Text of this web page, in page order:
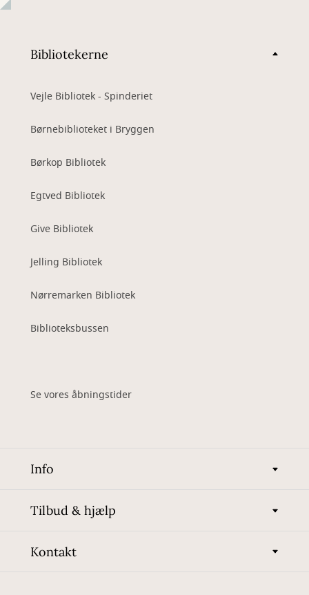
Bibliotekerne
Vejle Bibliotek - Spinderiet
Børnebiblioteket i Bryggen
Børkop Bibliotek
Egtved Bibliotek
Give Bibliotek
Jelling Bibliotek
Nørremarken Bibliotek
Biblioteksbussen
Se vores åbningstider
Info
Tilbud & hjælp
Kontakt